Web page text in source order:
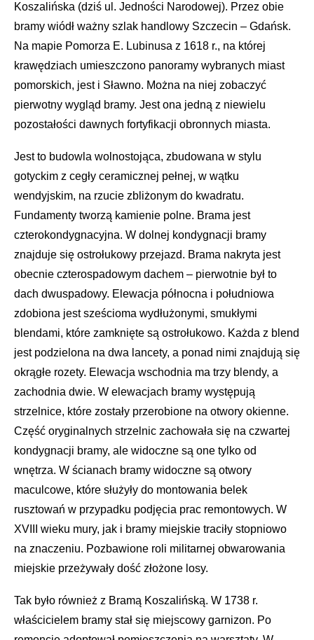
Koszalińska (dziś ul. Jedności Narodowej). Przez obie
bramy wiódł ważny szlak handlowy Szczecin – Gdańsk.
Na mapie Pomorza E. Lubinusa z 1618 r., na której
krawędziach umieszczono panoramy wybranych miast
pomorskich, jest i Sławno. Można na niej zobaczyć
pierwotny wygląd bramy. Jest ona jedną z niewielu
pozostałości dawnych fortyfikacji obronnych miasta.
Jest to budowla wolnostojąca, zbudowana w stylu
gotyckim z cegły ceramicznej pełnej, w wątku
wendyjskim, na rzucie zbliżonym do kwadratu.
Fundamenty tworzą kamienie polne. Brama jest
czterokondygnacyjna. W dolnej kondygnacji bramy
znajduje się ostrołukowy przejazd. Brama nakryta jest
obecnie czterospadowym dachem – pierwotnie był to
dach dwuspadowy. Elewacja północna i południowa
zdobiona jest sześcioma wydłużonymi, smukłymi
blendami, które zamknięte są ostrołukowo. Każda z blend
jest podzielona na dwa lancety, a ponad nimi znajdują się
okrągłe rozety. Elewacja wschodnia ma trzy blendy, a
zachodnia dwie. W elewacjach bramy występują
strzelnice, które zostały przerobione na otwory okienne.
Część oryginalnych strzelnic zachowała się na czwartej
kondygnacji bramy, ale widoczne są one tylko od
wnętrza. W ścianach bramy widoczne są otwory
maculcowe, które służyły do montowania belek
rusztowań w przypadku podjęcia prac remontowych. W
XVIII wieku mury, jak i bramy miejskie traciły stopniowo
na znaczeniu. Pozbawione roli militarnej obwarowania
miejskie przeżywały dość złożone losy.
Tak było również z Bramą Koszalińską. W 1738 r.
właścicielem bramy stał się miejscowy garnizon. Po